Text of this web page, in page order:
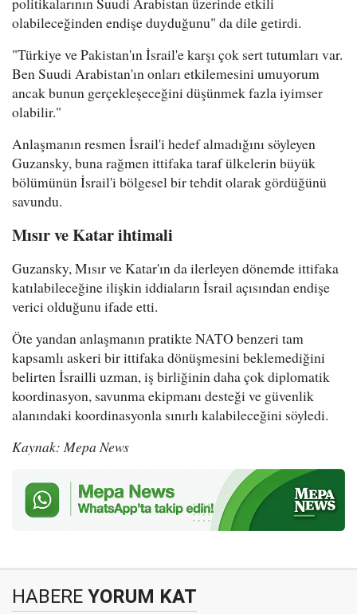
olabileceğinden endişe duyduğunu" da dile getirdi.
"Türkiye ve Pakistan'ın İsrail'e karşı çok sert tutumları var.
Ben Suudi Arabistan'ın onları etkilemesini umuyorum
ancak bunun gerçekleşeceğini düşünmek fazla iyimser
olabilir."
Anlaşmanın resmen İsrail'i hedef almadığını söyleyen
Guzansky, buna rağmen ittifaka taraf ülkelerin büyük
bölümünün İsrail'i bölgesel bir tehdit olarak gördüğünü
savundu.
Mısır ve Katar ihtimali
Guzansky, Mısır ve Katar'ın da ilerleyen dönemde ittifaka
katılabileceğine ilişkin iddiaların İsrail açısından endişe
verici olduğunu ifade etti.
Öte yandan anlaşmanın pratikte NATO benzeri tam
kapsamlı askeri bir ittifaka dönüşmesini beklemediğini
belirten İsrailli uzman, iş birliğinin daha çok diplomatik
koordinasyon, savunma ekipmanı desteği ve güvenlik
alanındaki koordinasyonla sınırlı kalabileceğini söyledi.
Kaynak: Mepa News
HABERE YORUM KAT